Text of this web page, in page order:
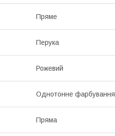
Пряме
Перука
Рожевий
Однотонне фарбування
Пряма